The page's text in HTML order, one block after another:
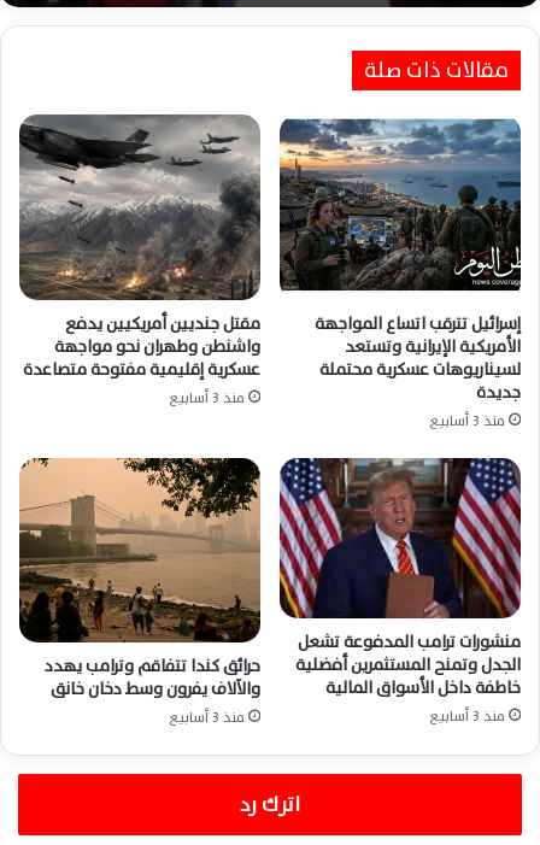
حرائق إسبانيا وفرنسا والبرتغال تتسع وسط سباق
محموم للسيطرة وموجة حر قاتلة
مقالات ذات صلة
إسرائيل تترقب اتساع المواجهة
الأمريكية الإيرانية وتستعد
لسيناريوهات عسكرية محتملة
جديدة
منذ 3 أسابيع
مقتل جنديين أمريكيين يدفع
واشنطن وطهران نحو مواجهة
عسكرية إقليمية مفتوحة متصاعدة
منذ 3 أسابيع
منشورات ترامب المدفوعة تشعل
الجدل وتمنح المستثمرين أفضلية
خاطفة داخل الأسواق المالية
منذ 3 أسابيع
حرائق كندا تتفاقم وترامب يهدد
والآلاف يفرون وسط دخان خانق
منذ 3 أسابيع
اترك رد